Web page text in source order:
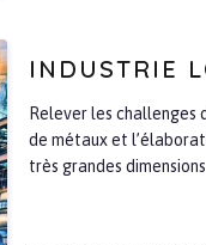
INDUSTRIE
Relever les challenges
de métaux et
très grandes dimensions